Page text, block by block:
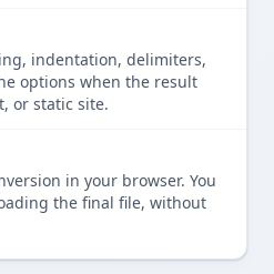
indentation, delimiters,
options when the result
or static site.
in your browser. You
the final file, without